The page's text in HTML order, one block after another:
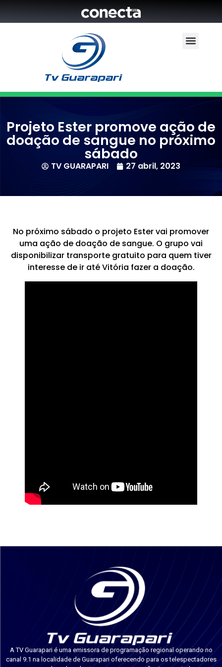
Projeto Ester promove ação de
doação de sangue no próximo
sábado
TV GUARAPARI 27 abril, 2023
No próximo sábado o projeto Ester vai promover
uma ação de doação de sangue. O grupo vai
disponibilizar transporte gratuito para quem tiver
interesse de ir até Vitória fazer a doação.
A TV Guarapari é uma emissora de programação regional operando no
canal 9.1 na localidade de Guarapari oferecendo para os telespectadores